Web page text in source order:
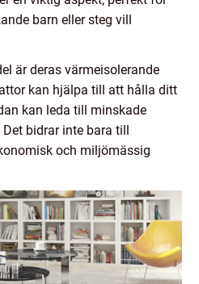
barn eller steg vill
är deras värmeisolerande
kan hjälpa till att hålla ditt
kan leda till minskade
bidrar inte bara till
och miljömässig